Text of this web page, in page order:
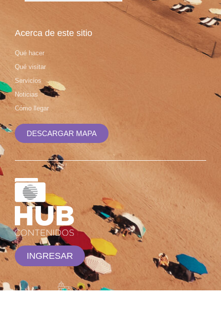
Acerca de este sitio
Qué hacer
Qué visitar
Servicios
Noticias
Cómo llegar
DESCARGAR MAPA
INGRESAR